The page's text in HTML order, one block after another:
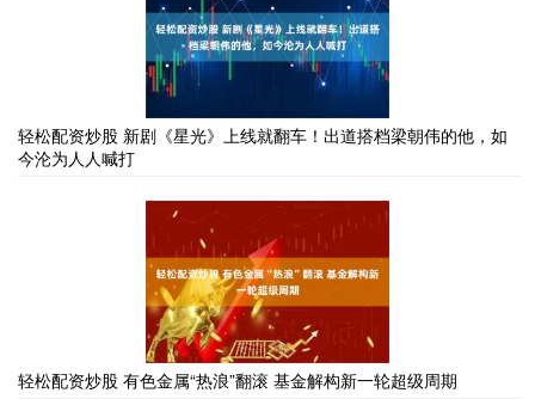
轻松配资炒股 新剧《星光》上线就翻车！出道搭档梁朝伟的他，如
今沦为人人喊打
轻松配资炒股 有色金属“热浪”翻滚 基金解构新一轮超级周期